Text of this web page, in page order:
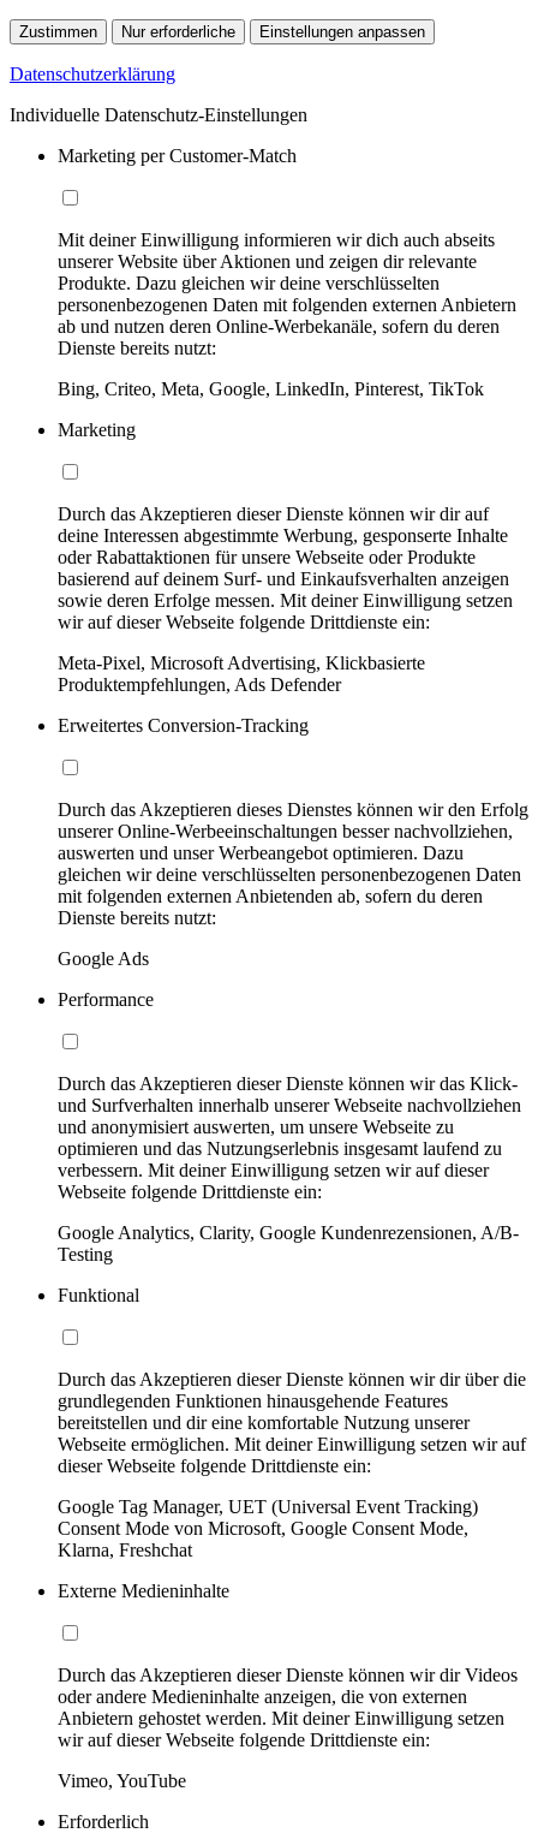
Zustimmen Nur erforderliche Einstellungen anpassen
Datenschutzerklärung
Individuelle Datenschutz-Einstellungen
Marketing per Customer-Match
Mit deiner Einwilligung informieren wir dich auch abseits
unserer Website über Aktionen und zeigen dir relevante
Produkte. Dazu gleichen wir deine verschlüsselten
personenbezogenen Daten mit folgenden externen Anbietern
ab und nutzen deren Online-Werbekanäle, sofern du deren
Dienste bereits nutzt:
Bing, Criteo, Meta, Google, LinkedIn, Pinterest, TikTok
Marketing
Durch das Akzeptieren dieser Dienste können wir dir auf
deine Interessen abgestimmte Werbung, gesponserte Inhalte
oder Rabattaktionen für unsere Webseite oder Produkte
basierend auf deinem Surf- und Einkaufsverhalten anzeigen
sowie deren Erfolge messen. Mit deiner Einwilligung setzen
wir auf dieser Webseite folgende Drittdienste ein:
Meta-Pixel, Microsoft Advertising, Klickbasierte
Produktempfehlungen, Ads Defender
Erweitertes Conversion-Tracking
Durch das Akzeptieren dieses Dienstes können wir den Erfolg
unserer Online-Werbeeinschaltungen besser nachvollziehen,
auswerten und unser Werbeangebot optimieren. Dazu
gleichen wir deine verschlüsselten personenbezogenen Daten
mit folgenden externen Anbietenden ab, sofern du deren
Dienste bereits nutzt:
Google Ads
Performance
Durch das Akzeptieren dieser Dienste können wir das Klick-
und Surfverhalten innerhalb unserer Webseite nachvollziehen
und anonymisiert auswerten, um unsere Webseite zu
optimieren und das Nutzungserlebnis insgesamt laufend zu
verbessern. Mit deiner Einwilligung setzen wir auf dieser
Webseite folgende Drittdienste ein:
Google Analytics, Clarity, Google Kundenrezensionen, A/B-
Testing
Funktional
Durch das Akzeptieren dieser Dienste können wir dir über die
grundlegenden Funktionen hinausgehende Features
bereitstellen und dir eine komfortable Nutzung unserer
Webseite ermöglichen. Mit deiner Einwilligung setzen wir auf
dieser Webseite folgende Drittdienste ein:
Google Tag Manager, UET (Universal Event Tracking)
Consent Mode von Microsoft, Google Consent Mode,
Klarna, Freshchat
Externe Medieninhalte
Durch das Akzeptieren dieser Dienste können wir dir Videos
oder andere Medieninhalte anzeigen, die von externen
Anbietern gehostet werden. Mit deiner Einwilligung setzen
wir auf dieser Webseite folgende Drittdienste ein:
Vimeo, YouTube
Erforderlich